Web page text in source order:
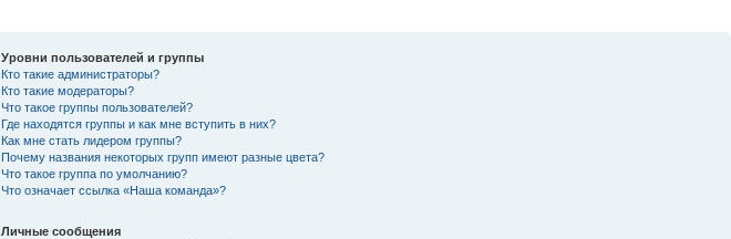
Уровни пользователей и группы
Кто такие администраторы?
Кто такие модераторы?
Что такое группы пользователей?
Где находятся группы и как мне вступить в них?
Как мне стать лидером группы?
Почему названия некоторых групп имеют разные цвета?
Что такое группа по умолчанию?
Что означает ссылка «Наша команда»?
Личные сообщения